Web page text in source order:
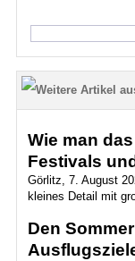
Wie man
Festivals
Görlitz, 7. August
kleines Detail mit
Den